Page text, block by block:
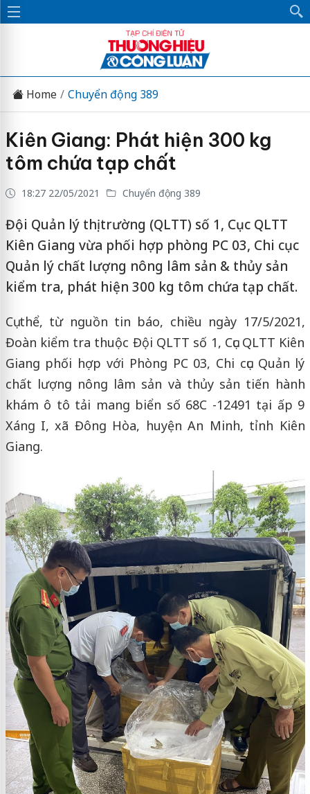
Home Chuyển động 389
Kiên Giang: Phát hiện 300 kg
tôm chứa tạp chất
18:27 22/05/2021 Chuyển động 389
Đội Quản lý thị trường (QLTT) số 1, Cục QLTT
Kiên Giang vừa phối hợp phòng PC 03, Chi cục
Quản lý chất lượng nông lâm sản & thủy sản
kiểm tra, phát hiện 300 kg tôm chứa tạp chất.
Cụ thể, từ nguồn tin báo, chiều ngày 17/5/2021,
Đoàn kiểm tra thuộc Đội QLTT số 1, Cục QLTT Kiên
Giang phối hợp với Phòng PC 03, Chi cục Quản lý
chất lượng nông lâm sản và thủy sản tiến hành
khám ô tô tải mang biển số 68C -12491 tại ấp 9
Xáng I, xã Đông Hòa, huyện An Minh, tỉnh Kiên
Giang.